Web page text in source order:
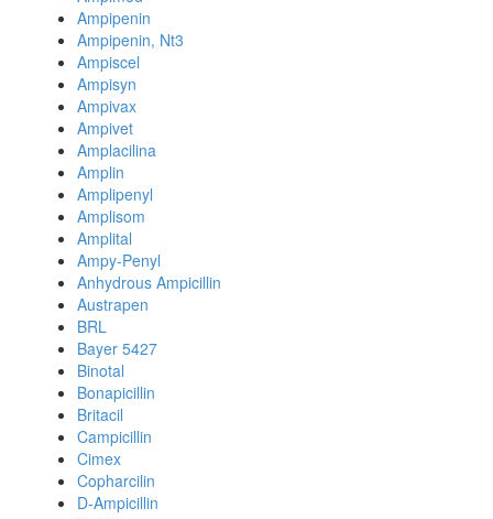
Ampipenin
Ampipenin, Nt3
Ampiscel
Ampisyn
Ampivax
Ampivet
Amplacilina
Amplin
Amplipenyl
Amplisom
Amplital
Ampy-Penyl
Anhydrous Ampicillin
Austrapen
BRL
Bayer 5427
Binotal
Bonapicillin
Britacil
Campicillin
Cimex
Copharcilin
D-Ampicillin